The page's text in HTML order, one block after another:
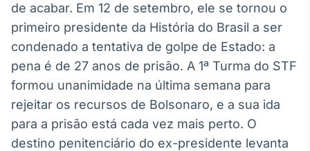
de acabar. Em 12 de setembro, ele se tornou o
primeiro presidente da História do Brasil a ser
condenado a tentativa de golpe de Estado: a
pena é de 27 anos de prisão. A 1ª Turma do STF
formou unanimidade na última semana para
rejeitar os recursos de Bolsonaro, e a sua ida
para a prisão está cada vez mais perto. O
destino penitenciário do ex-presidente levanta